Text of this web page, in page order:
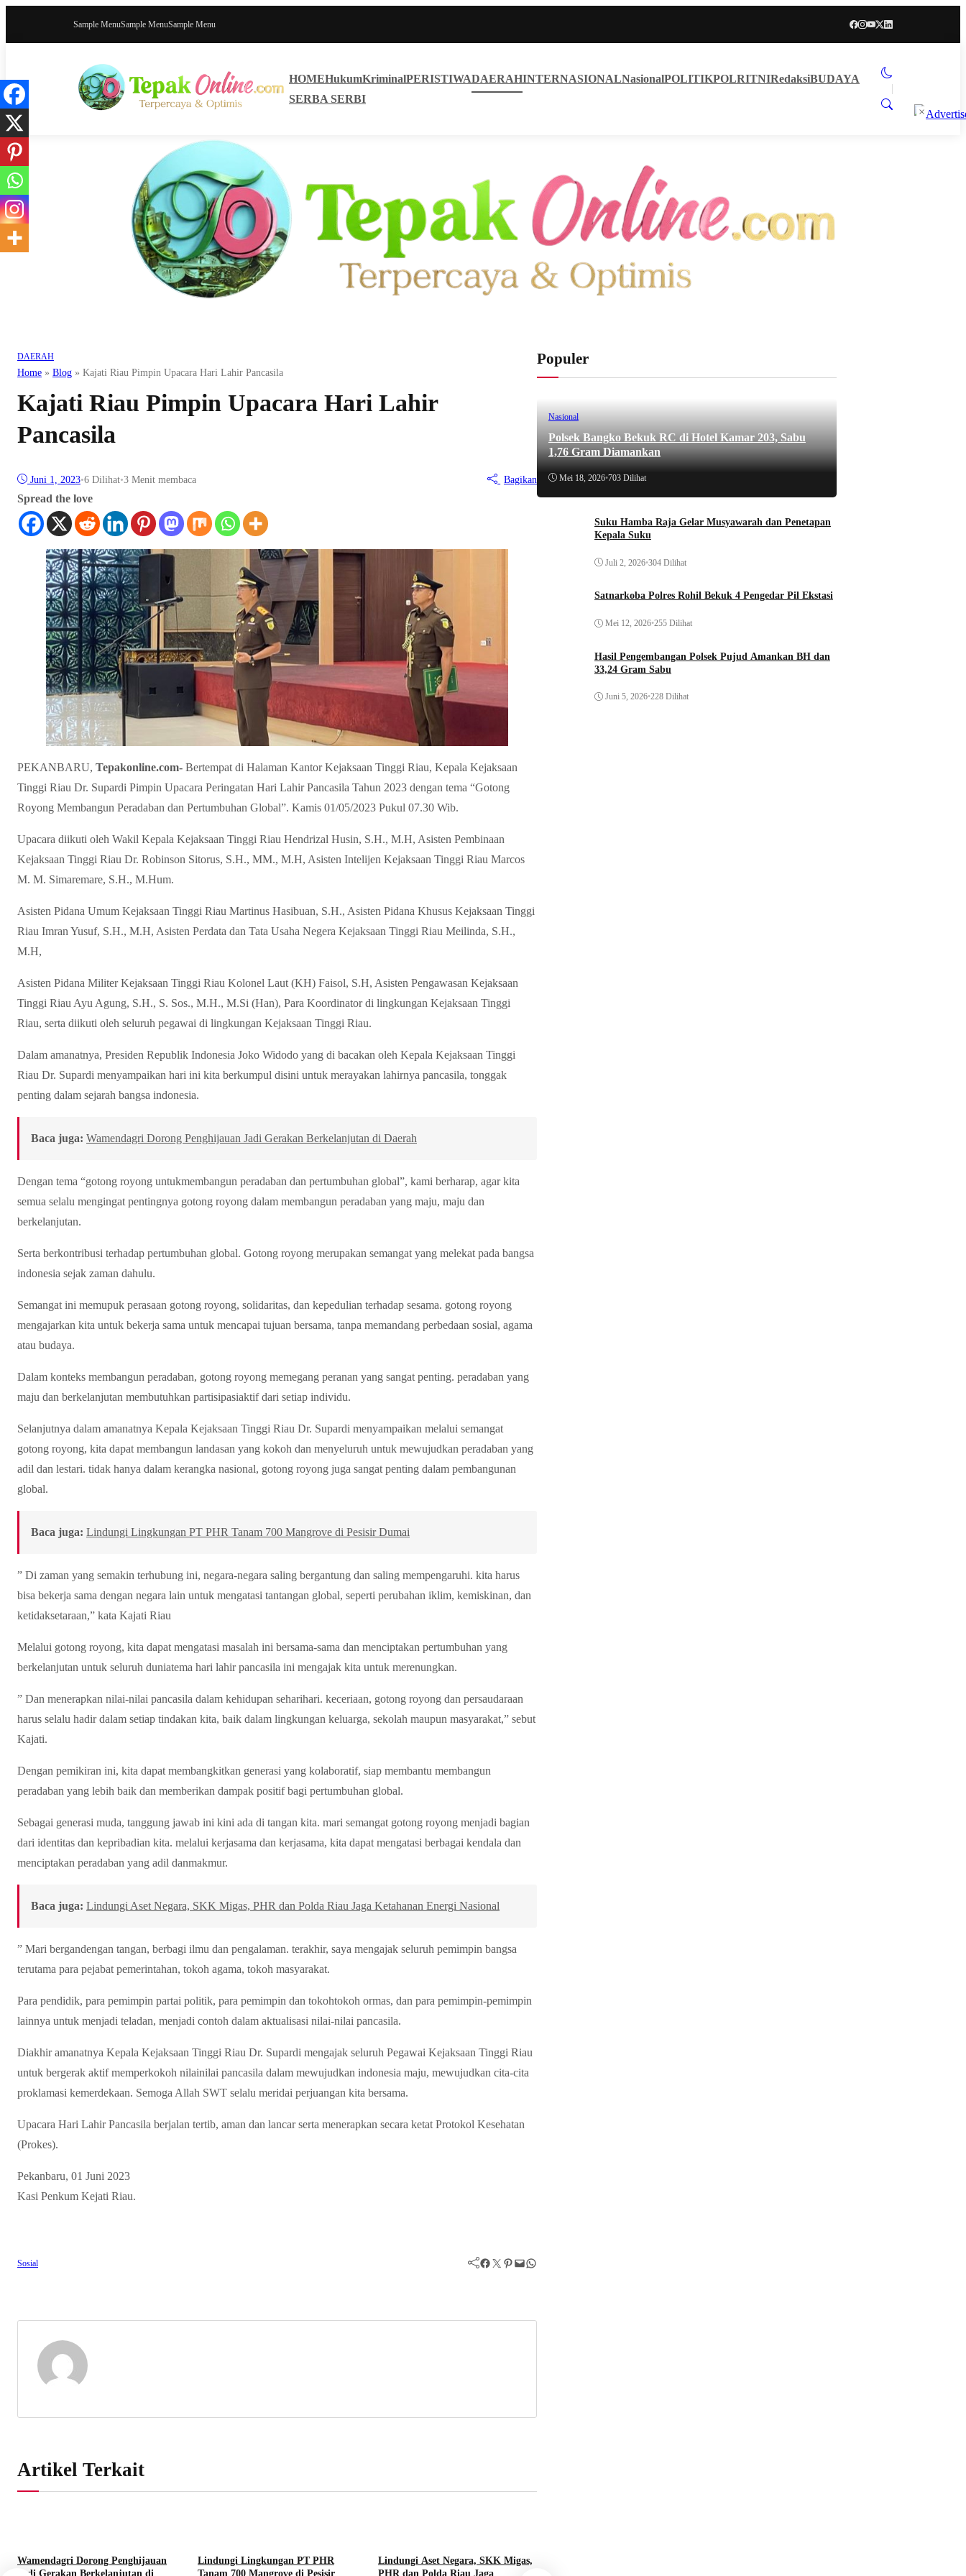
Sample MenuSample MenuSample Menu
HOMEHukumKriminalPERISTIWADAERAHINTERNASIONALNasionalPOLITIKPOLRITNIRedaksiBUDAYA
SERBA SERBI
DAERAH
Home » Blog » Kajati Riau Pimpin Upacara Hari Lahir Pancasila
Kajati Riau Pimpin Upacara Hari Lahir
Pancasila
Juni 1, 2023•6 Dilihat•3 Menit membaca Bagikan
Spread the love
PEKANBARU, Tepakonline.com- Bertempat di Halaman Kantor Kejaksaan Tinggi Riau, Kepala Kejaksaan
Tinggi Riau Dr. Supardi Pimpin Upacara Peringatan Hari Lahir Pancasila Tahun 2023 dengan tema “Gotong
Royong Membangun Peradaban dan Pertumbuhan Global”. Kamis 01/05/2023 Pukul 07.30 Wib.
Upacara diikuti oleh Wakil Kepala Kejaksaan Tinggi Riau Hendrizal Husin, S.H., M.H, Asisten Pembinaan
Kejaksaan Tinggi Riau Dr. Robinson Sitorus, S.H., MM., M.H, Asisten Intelijen Kejaksaan Tinggi Riau Marcos
M. M. Simaremare, S.H., M.Hum.
Asisten Pidana Umum Kejaksaan Tinggi Riau Martinus Hasibuan, S.H., Asisten Pidana Khusus Kejaksaan Tinggi
Riau Imran Yusuf, S.H., M.H, Asisten Perdata dan Tata Usaha Negera Kejaksaan Tinggi Riau Meilinda, S.H.,
M.H,
Asisten Pidana Militer Kejaksaan Tinggi Riau Kolonel Laut (KH) Faisol, S.H, Asisten Pengawasan Kejaksaan
Tinggi Riau Ayu Agung, S.H., S. Sos., M.H., M.Si (Han), Para Koordinator di lingkungan Kejaksaan Tinggi
Riau, serta diikuti oleh seluruh pegawai di lingkungan Kejaksaan Tinggi Riau.
Dalam amanatnya, Presiden Republik Indonesia Joko Widodo yang di bacakan oleh Kepala Kejaksaan Tinggi
Riau Dr. Supardi menyampaikan hari ini kita berkumpul disini untuk merayakan lahirnya pancasila, tonggak
penting dalam sejarah bangsa indonesia.
Baca juga: Wamendagri Dorong Penghijauan Jadi Gerakan Berkelanjutan di Daerah
Dengan tema “gotong royong untukmembangun peradaban dan pertumbuhan global”, kami berharap, agar kita
semua selalu mengingat pentingnya gotong royong dalam membangun peradaban yang maju, maju dan
berkelanjutan.
Serta berkontribusi terhadap pertumbuhan global. Gotong royong merupakan semangat yang melekat pada bangsa
indonesia sejak zaman dahulu.
Semangat ini memupuk perasaan gotong royong, solidaritas, dan kepedulian terhadap sesama. gotong royong
mengajarkan kita untuk bekerja sama untuk mencapai tujuan bersama, tanpa memandang perbedaan sosial, agama
atau budaya.
Dalam konteks membangun peradaban, gotong royong memegang peranan yang sangat penting. peradaban yang
maju dan berkelanjutan membutuhkan partisipasiaktif dari setiap individu.
Selanjutnya dalam amanatnya Kepala Kejaksaan Tinggi Riau Dr. Supardi menyampaikan melalui semangat
gotong royong, kita dapat membangun landasan yang kokoh dan menyeluruh untuk mewujudkan peradaban yang
adil dan lestari. tidak hanya dalam kerangka nasional, gotong royong juga sangat penting dalam pembangunan
global.
Baca juga: Lindungi Lingkungan PT PHR Tanam 700 Mangrove di Pesisir Dumai
” Di zaman yang semakin terhubung ini, negara-negara saling bergantung dan saling mempengaruhi. kita harus
bisa bekerja sama dengan negara lain untuk mengatasi tantangan global, seperti perubahan iklim, kemiskinan, dan
ketidaksetaraan,” kata Kajati Riau
Melalui gotong royong, kita dapat mengatasi masalah ini bersama-sama dan menciptakan pertumbuhan yang
berkelanjutan untuk seluruh duniatema hari lahir pancasila ini mengajak kita untuk merenungkan.
” Dan menerapkan nilai-nilai pancasila dalam kehidupan seharihari. keceriaan, gotong royong dan persaudaraan
harus selalu hadir dalam setiap tindakan kita, baik dalam lingkungan keluarga, sekolah maupun masyarakat,” sebut
Kajati.
Dengan pemikiran ini, kita dapat membangkitkan generasi yang kolaboratif, siap membantu membangun
peradaban yang lebih baik dan memberikan dampak positif bagi pertumbuhan global.
Sebagai generasi muda, tanggung jawab ini kini ada di tangan kita. mari semangat gotong royong menjadi bagian
dari identitas dan kepribadian kita. melalui kerjasama dan kerjasama, kita dapat mengatasi berbagai kendala dan
menciptakan peradaban yang adil danmakmur.
Baca juga: Lindungi Aset Negara, SKK Migas, PHR dan Polda Riau Jaga Ketahanan Energi Nasional
” Mari bergandengan tangan, berbagi ilmu dan pengalaman. terakhir, saya mengajak seluruh pemimpin bangsa
terutama para pejabat pemerintahan, tokoh agama, tokoh masyarakat.
Para pendidik, para pemimpin partai politik, para pemimpin dan tokohtokoh ormas, dan para pemimpin-pemimpin
lainnya untuk menjadi teladan, menjadi contoh dalam aktualisasi nilai-nilai pancasila.
Diakhir amanatnya Kepala Kejaksaan Tinggi Riau Dr. Supardi mengajak seluruh Pegawai Kejaksaan Tinggi Riau
untuk bergerak aktif memperkokoh nilainilai pancasila dalam mewujudkan indonesia maju, mewujudkan cita-cita
proklamasi kemerdekaan. Semoga Allah SWT selalu meridai perjuangan kita bersama.
Upacara Hari Lahir Pancasila berjalan tertib, aman dan lancar serta menerapkan secara ketat Protokol Kesehatan
(Prokes).
Pekanbaru, 01 Juni 2023
Kasi Penkum Kejati Riau.
Sosial Facebook Twitter Pinterest Mail WhatsApp
Artikel Terkait
Wamendagri Dorong Penghijauan
Jadi Gerakan Berkelanjutan di
Lindungi Lingkungan PT PHR
Tanam 700 Mangrove di Pesisir
Lindungi Aset Negara, SKK Migas,
PHR dan Polda Riau Jaga
Populer
Nasional
Polsek Bangko Bekuk RC di Hotel Kamar 203, Sabu
1,76 Gram Diamankan
Mei 18, 2026•703 Dilihat
Suku Hamba Raja Gelar Musyawarah dan Penetapan
Kepala Suku
Juli 2, 2026•304 Dilihat
Satnarkoba Polres Rohil Bekuk 4 Pengedar Pil Ekstasi
Mei 12, 2026•255 Dilihat
Hasil Pengembangan Polsek Pujud Amankan BH dan
33,24 Gram Sabu
Juni 5, 2026•228 Dilihat
×